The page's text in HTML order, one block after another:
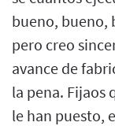
bueno, bueno,
pero creo
avance de
la pena. Fijaos
le han puesto,